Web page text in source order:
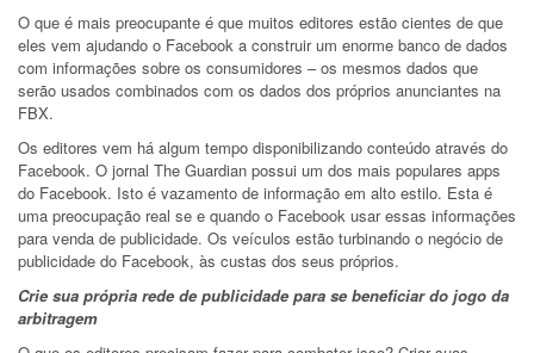
O que é mais preocupante é que muitos editores estão cientes de que
eles vem ajudando o Facebook a construir um enorme banco de dados
com informações sobre os consumidores – os mesmos dados que
serão usados combinados com os dados dos próprios anunciantes na
FBX.
Os editores vem há algum tempo disponibilizando conteúdo através do
Facebook. O jornal The Guardian possui um dos mais populares apps
do Facebook. Isto é vazamento de informação em alto estilo. Esta é
uma preocupação real se e quando o Facebook usar essas informações
para venda de publicidade. Os veículos estão turbinando o negócio de
publicidade do Facebook, às custas dos seus próprios.
Crie sua própria rede de publicidade para se beneficiar do jogo da
arbitragem